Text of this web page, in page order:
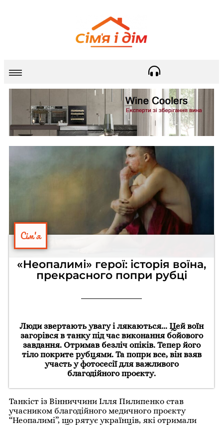
Сім'я
«Неопалимі» герої: історія воїна,
прекрасного попри рубці
Люди звертають увагу і лякаються... Цей воїн
загорівся в танку під час виконання бойового
завдання. Отримав безліч опіків. Тепер його
тіло покрите рубцями. Та попри все, він взяв
участь у фотосесії для важливого
благодійного проєкту.
Танкіст із Вінниччини Ілля Пилипенко став
учасником благодійного медичного проєкту
“Неопалимі”, що рятує українців, які отримали